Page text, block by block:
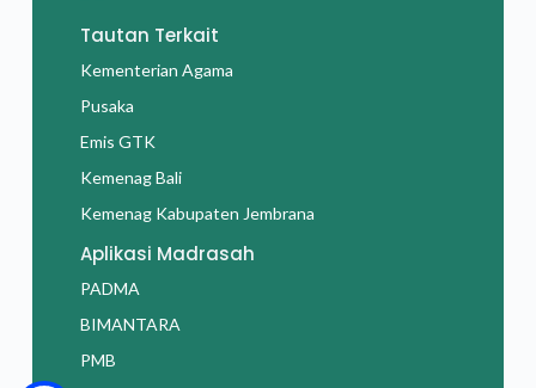
Tautan Terkait
Kementerian Agama
Pusaka
Emis GTK
Kemenag Bali
Kemenag Kabupaten Jembrana
Aplikasi Madrasah
PADMA
BIMANTARA
PMB